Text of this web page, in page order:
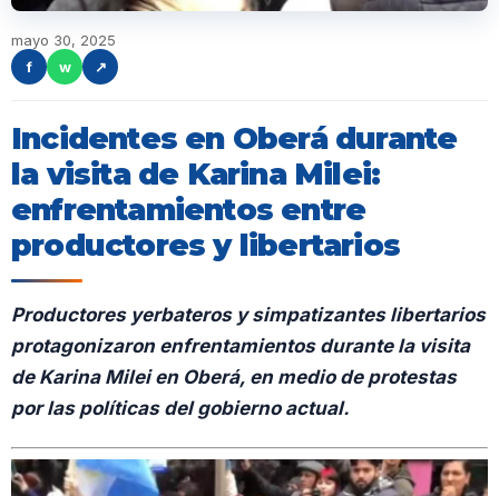
mayo 30, 2025
f
w ↗
Incidentes en Oberá durante
la visita de Karina Milei:
enfrentamientos entre
productores y libertarios
Productores yerbateros y simpatizantes libertarios
protagonizaron enfrentamientos durante la visita
de Karina Milei en Oberá, en medio de protestas
por las políticas del gobierno actual.